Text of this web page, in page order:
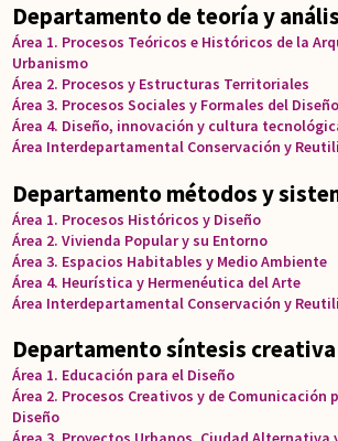
Departamento de teoría y
Área 1. Procesos Teóricos e Históricos de la
Urbanismo
Área 2. Procesos y Estructuras Territoriales
Área 3. Procesos Sociales y Formales del Diseño
Área 4. Diseño, innovación y cultura
Área Interdepartamental Conservación y
Departamento métodos y
Área 1. Procesos Históricos y Diseño
Área 2. Vivienda Popular y su Entorno
Área 3. Espacios Habitables y Medio Ambiente
Área 4. Heurística y Hermenéutica del Arte
Área Interdepartamental Conservación y
Departamento síntesis creativa
Área 1. Educación para el Diseño
Área 2. Procesos Creativos y de Comunicación
Diseño